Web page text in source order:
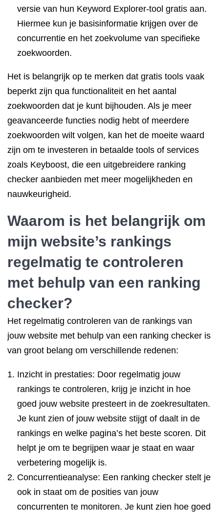
versie van hun Keyword Explorer-tool gratis aan.
Hiermee kun je basisinformatie krijgen over de
concurrentie en het zoekvolume van specifieke
zoekwoorden.
Het is belangrijk op te merken dat gratis tools vaak
beperkt zijn qua functionaliteit en het aantal
zoekwoorden dat je kunt bijhouden. Als je meer
geavanceerde functies nodig hebt of meerdere
zoekwoorden wilt volgen, kan het de moeite waard
zijn om te investeren in betaalde tools of services
zoals Keyboost, die een uitgebreidere ranking
checker aanbieden met meer mogelijkheden en
nauwkeurigheid.
Waarom is het belangrijk om
mijn website’s rankings
regelmatig te controleren
met behulp van een ranking
checker?
Het regelmatig controleren van de rankings van
jouw website met behulp van een ranking checker is
van groot belang om verschillende redenen:
Inzicht in prestaties: Door regelmatig jouw
rankings te controleren, krijg je inzicht in hoe
goed jouw website presteert in de zoekresultaten.
Je kunt zien of jouw website stijgt of daalt in de
rankings en welke pagina’s het beste scoren. Dit
helpt je om te begrijpen waar je staat en waar
verbetering mogelijk is.
Concurrentieanalyse: Een ranking checker stelt je
ook in staat om de posities van jouw
concurrenten te monitoren. Je kunt zien hoe goed